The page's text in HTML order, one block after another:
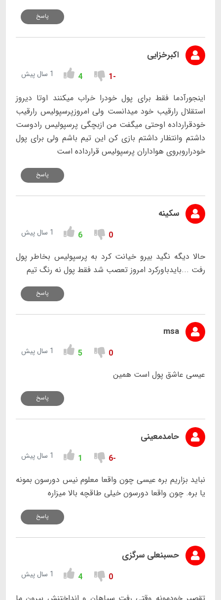
پاسخ
اکبرخزایی
-1
4 1 سال پیش
اینجورآدما فقط برای پول خودرا خراب میکنند اوتا دیروز
استقلال رارقیب خود میدانست ولی امروزپرسپولیس رارقیب
خودقرارداده اوحتی میگفت من ازبچگی پرسپولیس رادوست
داشتم وانتظار داشتم بازی کن این تیم باشم ولی برای پول
خودراروبروی هواداران پرسپولیس قرارداده است
پاسخ
سکینه
0
6 1 سال پیش
حالا دیگه نگید بیرو خیانت کرد به پرسپولیس بخاطر پول
رفت ...بایدباورکرد امروز تعصب شد فقط پول نه رنگ تیم
پاسخ
msa
0
5 1 سال پیش
عیسی عاشق پول است همین
پاسخ
حامدمعینی
-6
1 1 سال پیش
نباید بزاریم بره عیسی چون واقعا معلوم نیس دورسون بمونه
یا بره. چون واقعا دورسون خیلی طاقچه بالا میزاره
پاسخ
حسبنعلی سرگزی
0
4 1 سال پیش